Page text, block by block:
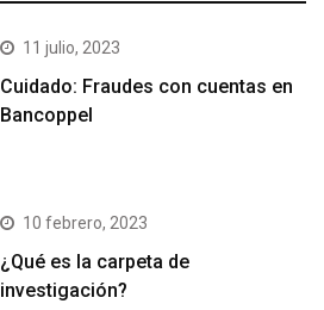
11 julio, 2023
Cuidado: Fraudes con cuentas en
Bancoppel
10 febrero, 2023
¿Qué es la carpeta de
investigación?